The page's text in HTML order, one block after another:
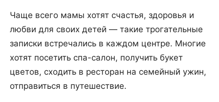
Чаще всего мамы хотят счастья, здоровья и
любви для своих детей — такие трогательные
записки встречались в каждом центре. Многие
хотят посетить спа-салон, получить букет
цветов, сходить в ресторан на семейный ужин,
отправиться в путешествие.